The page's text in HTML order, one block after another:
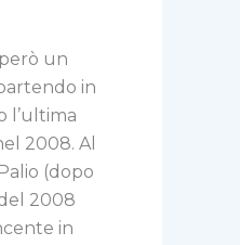
un
in
l’ultima
2008. Al
(dopo
2008
in